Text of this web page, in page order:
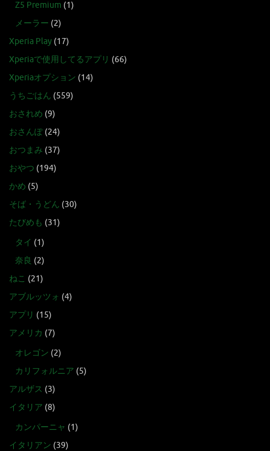
Z5 Premium (1)
メーラー (2)
Xperia Play (17)
Xperiaで使用してるアプリ (66)
Xperiaオプション (14)
うちごはん (559)
おされめ (9)
おさんぽ(24)
おつまみ (37)
おやつ (194)
かめ (5)
そば・うどん (30)
たびめも (31)
タイ (1)
奈良 (2)
ねこ (21)
アブルッツォ (4)
アプリ (15)
アメリカ (7)
オレゴン (2)
カリフォルニア (5)
アルザス (3)
イタリア (8)
カンパーニャ (1)
イタリアン (39)